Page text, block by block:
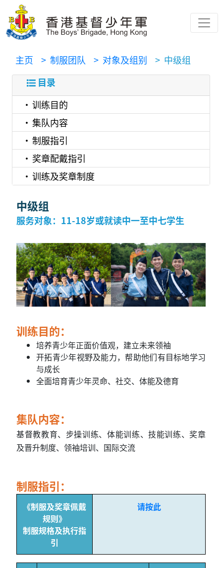
主页 > 制服团队 > 对象及组别
> 中级组
目录
训练目的
集队内容
制服指引
奖章配戴指引
训练及奖章制度
中级组
服务对象：11-18岁或就读中一至中七学生
训练目的：
培养青少年正面价值观，建立未来领袖
开拓青少年视野及能力，帮助他们有目标地学习
与成长
全面培育青少年灵命、社交、体能及德育
集队内容：
基督教教育、步操训练、体能训练、技能训练、奖章
及晋升制度、领袖培训、国际交流
制服指引：
《制服及奖章佩戴
规则》
制服规格及执行指
引
请按此